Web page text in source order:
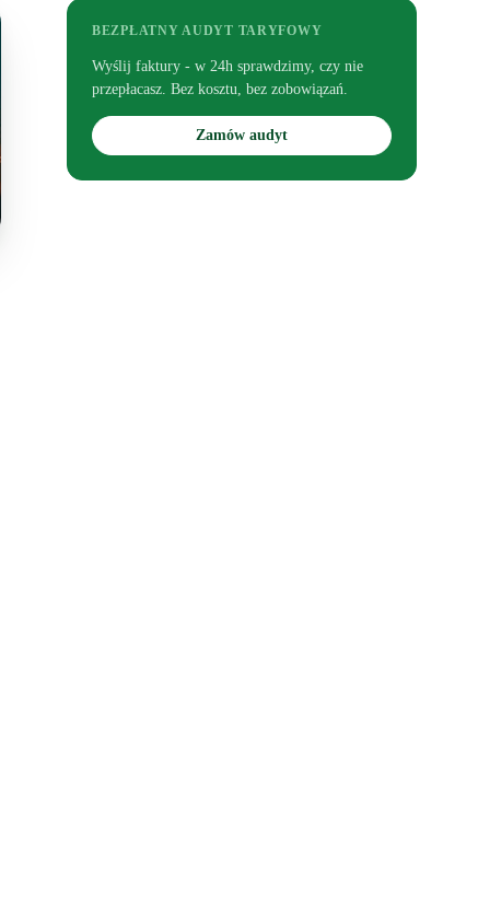
BEZPŁATNY AUDYT TARYFOWY
Wyślij faktury - w 24h sprawdzimy, czy nie
przepłacasz. Bez kosztu, bez zobowiązań.
Zamów audyt